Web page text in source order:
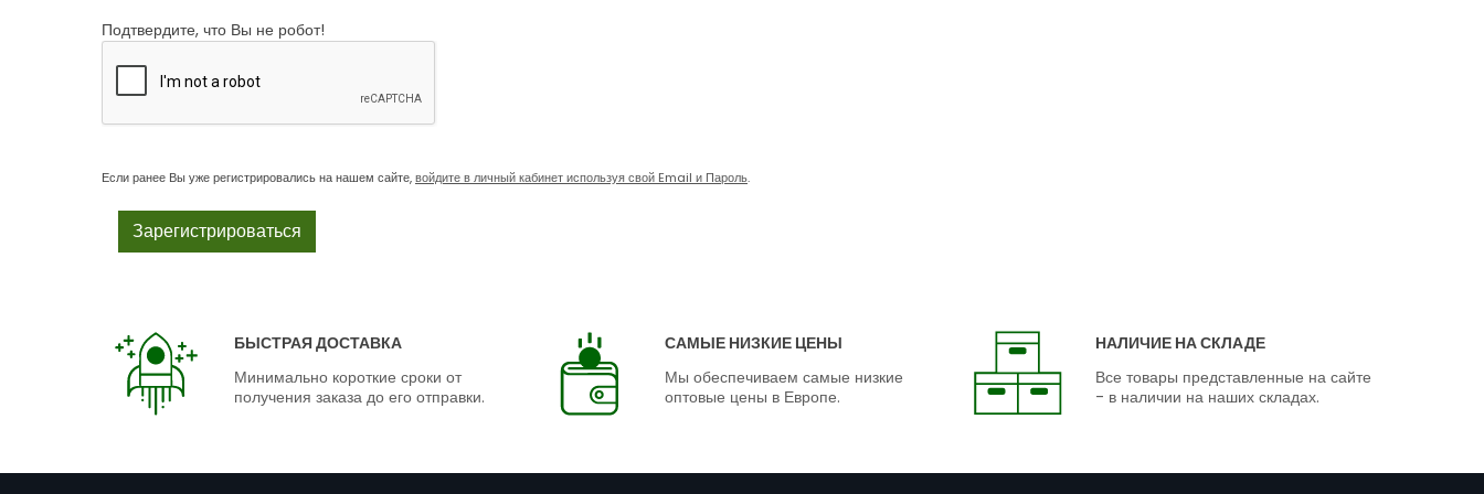
Подтвердите, что Вы не робот!
Если ранее Вы уже регистрировались на нашем сайте,войдите в личный кабинет используя свой Email и Пароль.
БЫСТРАЯ ДОСТАВКА
Минимально короткие сроки от
получения заказа до его отправки.
САМЫЕ НИЗКИЕ ЦЕНЫ
Мы обеспечиваем самые низкие
оптовые цены в Европе.
НАЛИЧИЕ НА СКЛАДЕ
Все товары представленные на сайте
- в наличии на наших складах.